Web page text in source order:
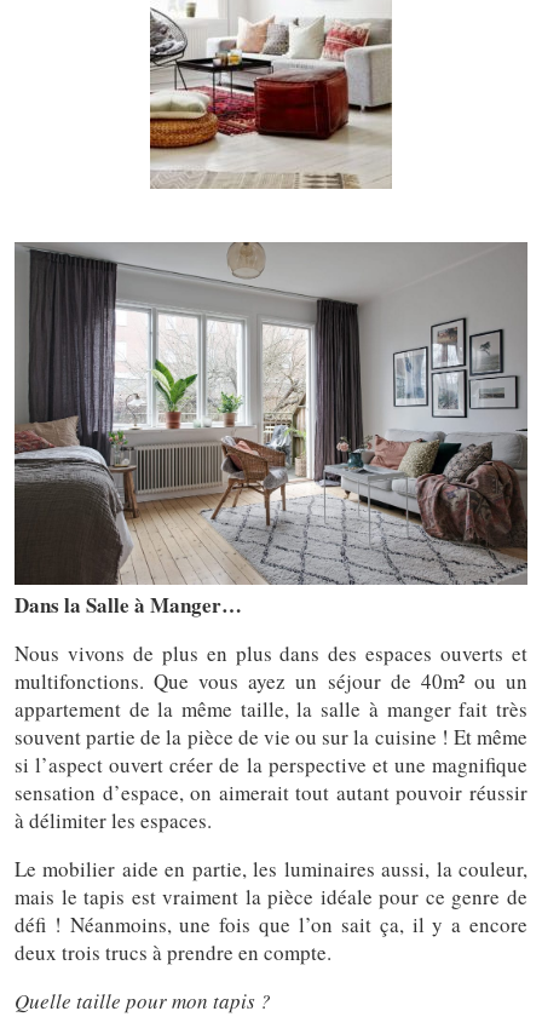
Dans la Salle à Manger…
Nous vivons de plus en plus dans des espaces ouverts et
multifonctions. Que vous ayez un séjour de 40m² ou un
appartement de la même taille, la salle à manger fait très
souvent partie de la pièce de vie ou sur la cuisine ! Et même
si l’aspect ouvert créer de la perspective et une magnifique
sensation d’espace, on aimerait tout autant pouvoir réussir
à délimiter les espaces.
Le mobilier aide en partie, les luminaires aussi, la couleur,
mais le tapis est vraiment la pièce idéale pour ce genre de
défi ! Néanmoins, une fois que l’on sait ça, il y a encore
deux trois trucs à prendre en compte.
Quelle taille pour mon tapis ?